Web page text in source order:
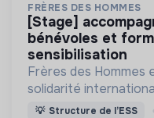
FRÈRES DES HOMMES
[stage] accompagnement d'équipes
bénévoles et
sensibilisation
Frères des Hommes
solidarité
laïque et apolitique.
💡 Structure de l’ESS